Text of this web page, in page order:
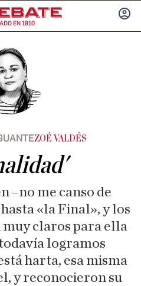
EN 1910
ZOÉ VALDÉS
–no me canso de
«la Final», y los
claros para ella
logramos
harta, esa misma
y reconocieron su